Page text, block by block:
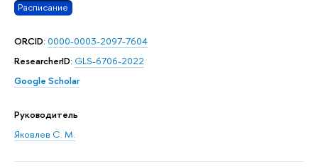
Расписание
ORCID: 0000-0003-2097-7604
ResearcherID: GLS-6706-2022
Google Scholar
Руководитель
Яковлев С. М.